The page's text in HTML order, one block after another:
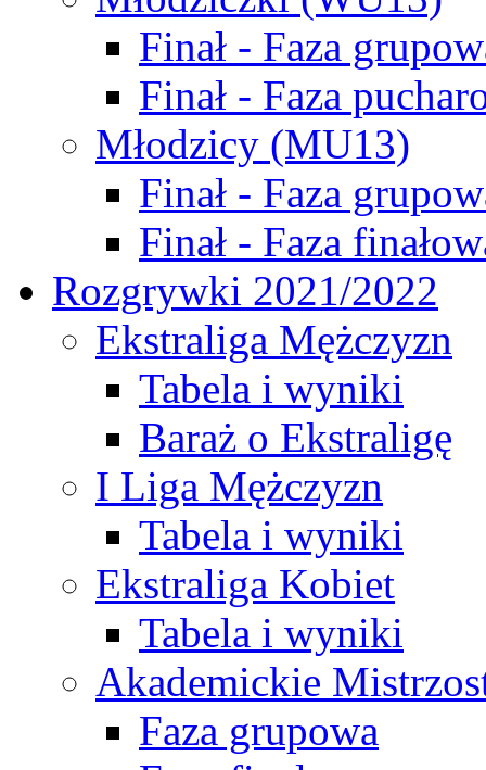
Finał - Faza
Finał - Faza
Młodzicy (MU13)
Finał - Faza
Finał - Faza
Rozgrywki 2021/2022
Ekstraliga Mężczyzn
Tabela i wyniki
Baraż o Ekstraligę
I Liga Mężczyzn
Tabela i wyniki
Ekstraliga Kobiet
Tabela i wyniki
Akademickie
Faza grupowa